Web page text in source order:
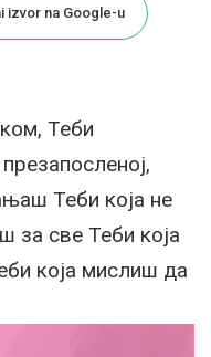
izvor na Google-u
Теби
Теби која не
за све Теби која
која мислиш да